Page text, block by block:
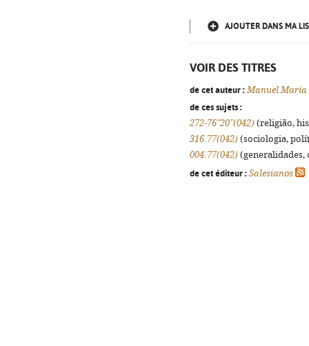
AJOUTER DANS MA
VOIR DES TITRES
de cet auteur : Manuel María
de ces sujets :
272-76"20"(042) (religião,
316.77(042) (sociologia,
004.77(042) (generalidades,
de cet éditeur : Salesianos